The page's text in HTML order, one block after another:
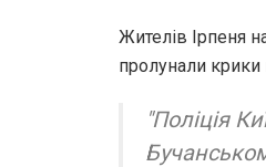
Жителів Ірпеня
пролунали крики
"Поліція